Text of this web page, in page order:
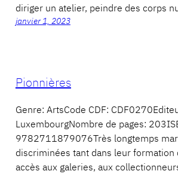
diriger un atelier, peindre des corps
janvier 1, 2023
Pionnières
Genre: ArtsCode CDF:
LuxembourgNombre de pages:
9782711879076Très longtemps
discriminées tant dans leur formation
accès aux galeries, aux